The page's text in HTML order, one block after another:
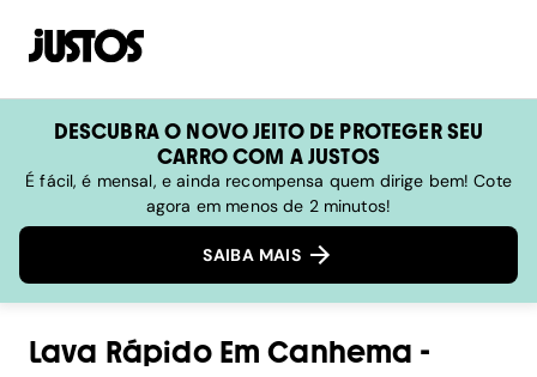
DESCUBRA O NOVO JEITO DE PROTEGER SEU
CARRO COM A JUSTOS
É fácil, é mensal, e ainda recompensa quem dirige bem! Cote
agora em menos de 2 minutos!
SAIBA MAIS
Lava RápidoEmCanhema -